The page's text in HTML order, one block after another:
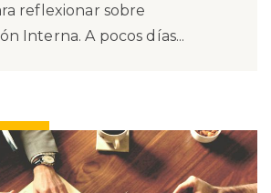
reflexionar sobre
Interna. A pocos días...